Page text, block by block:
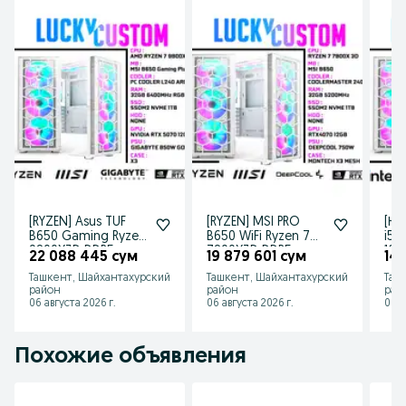
[RYZEN] Asus TUF
B650 Gaming Ryzen
9800X3D DDR5
32Gb RTX5070 12Gb
22 088 445 сум
Ташкент, Шайхантахурский
район
06 августа 2026 г.
[RYZEN] MSI PRO
B650 WiFi Ryzen 7
7800X3D DDR5
32Gb RTX5070 12Gb
19 879 601 сум
Ташкент, Шайхантахурский
район
06 августа 2026 г.
i5
14
06
Похожие объявления